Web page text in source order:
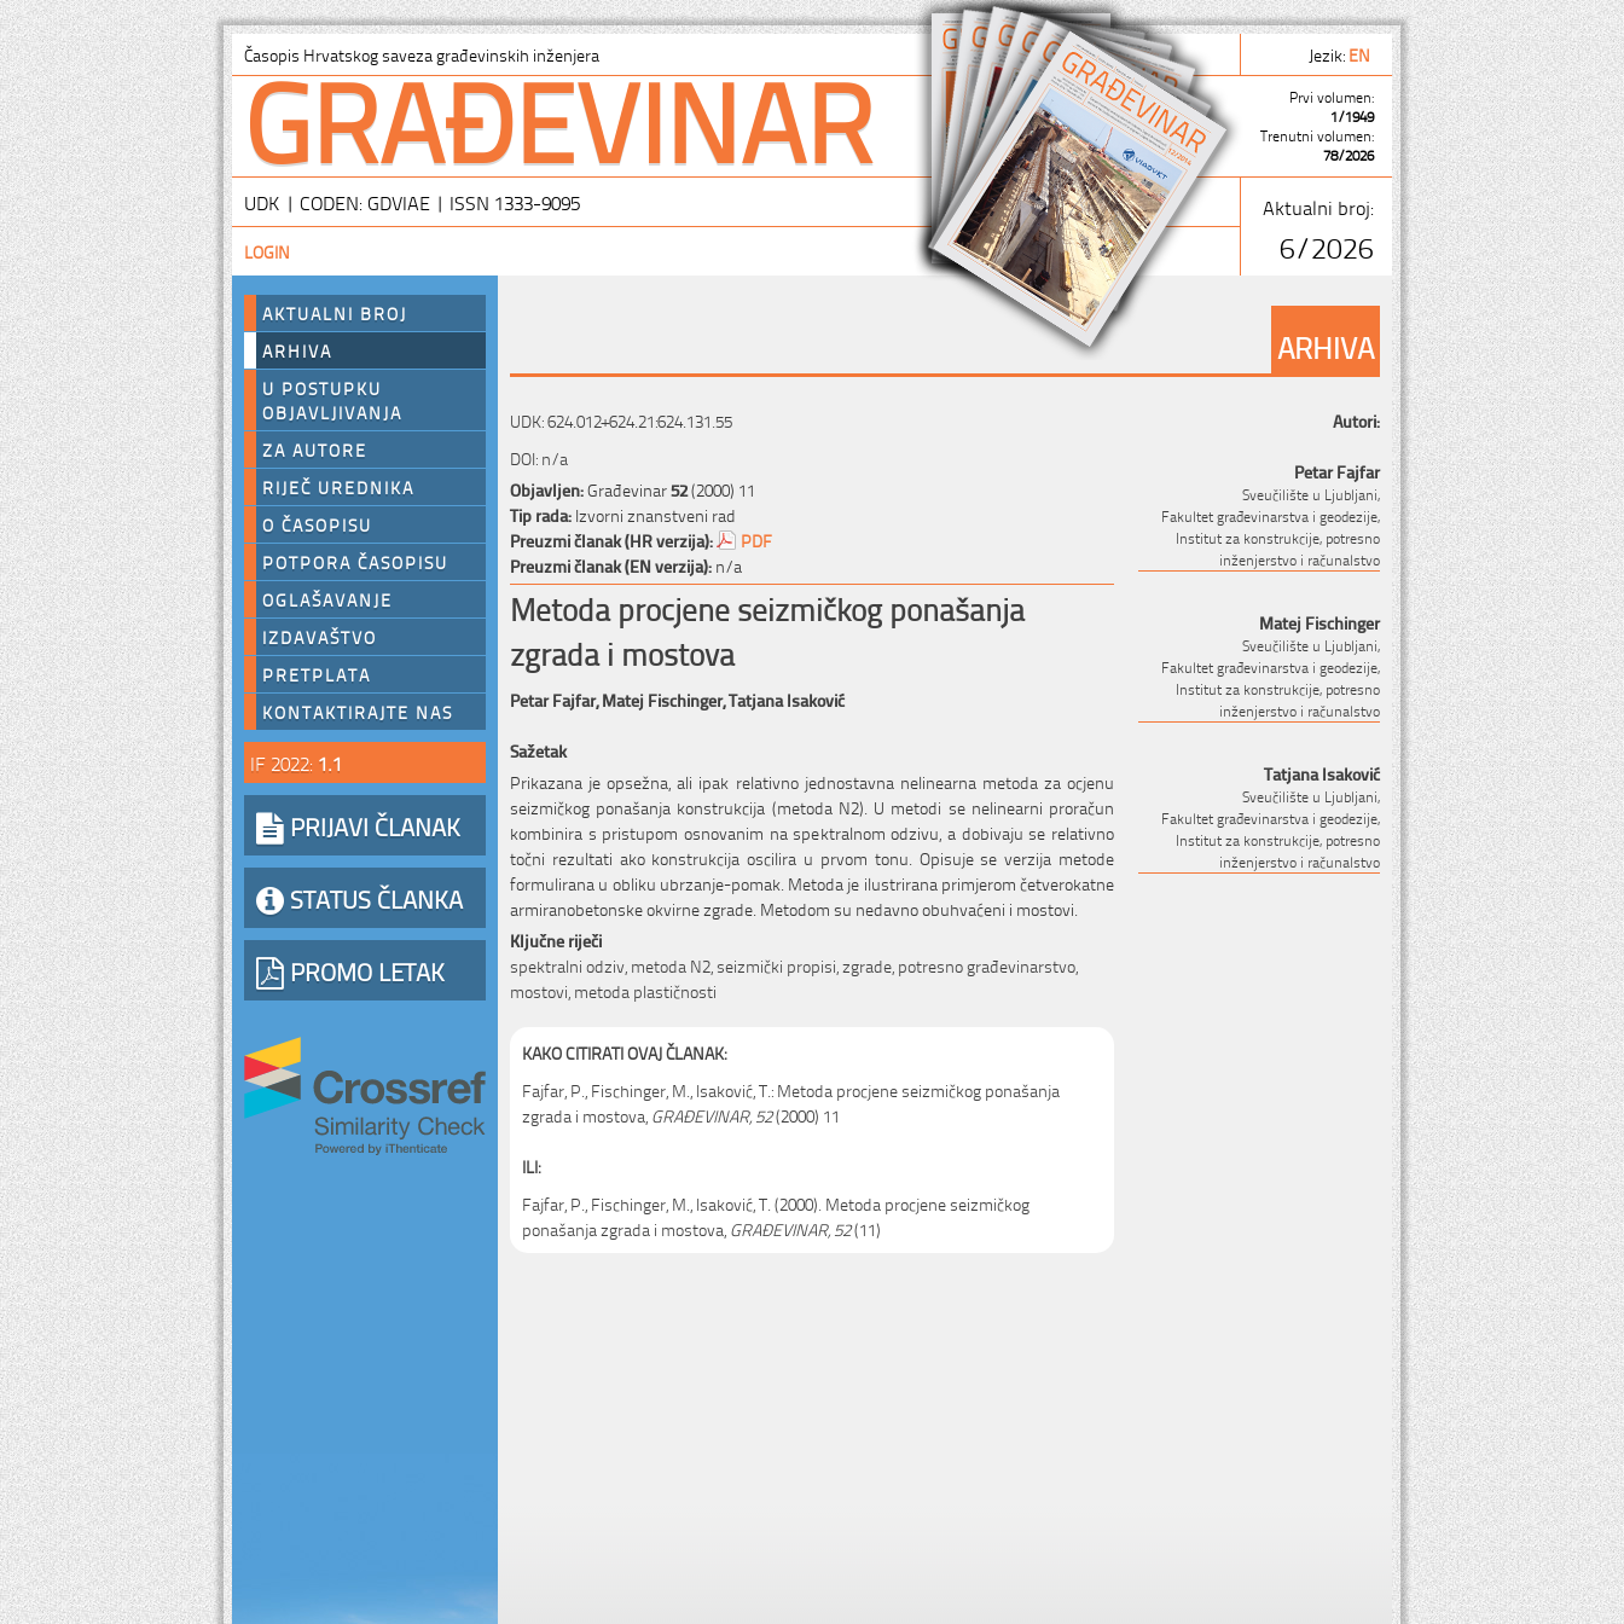
Časopis Hrvatskog saveza građevinskih inženjera Jezik:EN
GRAĐEVINAR
Prvi volumen:
1/1949
Trenutni volumen:
78/2026
UDK | CODEN: GDVIAE | ISSN 1333-9095 Aktualni broj:
6/2026
LOGIN
AKTUALNI BROJ
ARHIVA
U POSTUPKU
OBJAVLJIVANJA
ZA AUTORE
RIJEČ UREDNIKA
O ČASOPISU
POTPORA ČASOPISU
OGLAŠAVANJE
IZDAVAŠTVO
PRETPLATA
KONTAKTIRAJTE NAS
IF 2022: 1.1
PRIJAVI ČLANAK
STATUS ČLANKA
PROMO LETAK
ARHIVA
UDK: 624.012+624.21:624.131.55
DOI: n/a
Objavljen:Građevinar52(2000) 11
Tip rada:Izvorni znanstveni rad
Preuzmi članak (HR verzija):
PDF
Preuzmi članak (EN verzija):n/a
Metoda procjene seizmičkog ponašanja
zgrada i mostova
Petar Fajfar,Matej Fischinger,Tatjana Isaković
Sažetak
Prikazana je opsežna, ali ipak relativno jednostavna nelinearna metoda za ocjenu
seizmičkog ponašanja konstrukcija (metoda N2). U metodi se nelinearni proračun
kombinira s pristupom osnovanim na spektralnom odzivu, a dobivaju se relativno
točni rezultati ako konstrukcija oscilira u prvom tonu. Opisuje se verzija metode
formulirana u obliku ubrzanje-pomak. Metoda je ilustrirana primjerom četverokatne
armiranobetonske okvirne zgrade. Metodom su nedavno obuhvaćeni i mostovi.
Ključne riječi
spektralni odziv, metoda N2, seizmički propisi, zgrade, potresno građevinarstvo,
mostovi, metoda plastičnosti
KAKO CITIRATI OVAJ ČLANAK:
Fajfar, P., Fischinger, M., Isaković, T.: Metoda procjene seizmičkog ponašanja
zgrada i mostova, GRAĐEVINAR, 52(2000) 11
ILI:
Fajfar, P., Fischinger, M., Isaković, T. (2000). Metoda procjene seizmičkog
ponašanja zgrada i mostova, GRAĐEVINAR, 52(11)
Autori:
Petar Fajfar
Sveučilište u Ljubljani,
Fakultet građevinarstva i geodezije,
Institut za konstrukcije, potresno
inženjerstvo i računalstvo
Matej Fischinger
Sveučilište u Ljubljani,
Fakultet građevinarstva i geodezije,
Institut za konstrukcije, potresno
inženjerstvo i računalstvo
Tatjana Isaković
Sveučilište u Ljubljani,
Fakultet građevinarstva i geodezije,
Institut za konstrukcije, potresno
inženjerstvo i računalstvo